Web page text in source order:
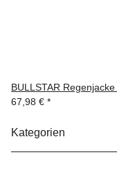
BULLSTAR
67,98 € *
Kategorien